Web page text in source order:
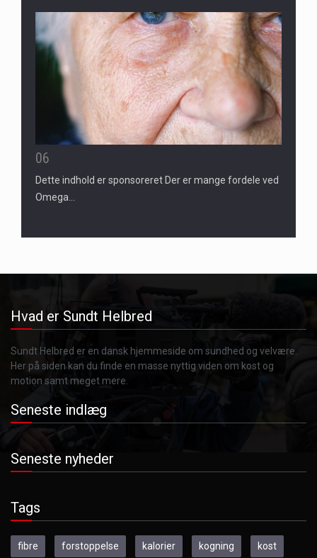
06
Dette indhold er sponsoreret Der er mange fordele ved
Omega…
Hvad er Sundt Helbred
Sundt Helbred er en dansk hjemmeside om sundhed og velvære.
Her på siden kan du finde en masse nyttig viden om kost og
motion samt meget mere.
Seneste indlæg
Seneste nyheder
Tags
fibre forstoppelse kalorier kogning kost